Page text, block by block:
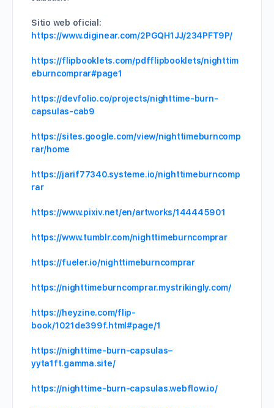
Sitio web oficial:
https://www.diginear.com/2PGQH1JJ/234PFT9P/
https://flipbooklets.com/pdfflipbooklets/nighttim
eburncomprar#page1
https://devfolio.co/projects/nighttime-burn-
capsulas-cab9
https://sites.google.com/view/nighttimeburncomp
rar/home
https://jarif77340.systeme.io/nighttimeburncomp
rar
https://www.pixiv.net/en/artworks/144445901
https://www.tumblr.com/nighttimeburncomprar
https://fueler.io/nighttimeburncomprar
https://nighttimeburncomprar.mystrikingly.com/
https://heyzine.com/flip-
book/1021de399f.html#page/1
https://nighttime-burn-capsulas–
yyta1ft.gamma.site/
https://nighttime-burn-capsulas.webflow.io/